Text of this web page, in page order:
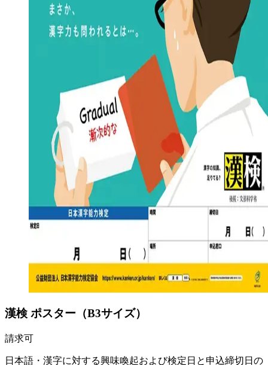
漢検 ポスター（B3サイズ）
請求可
日本語・漢字に対する興味喚起および検定日と申込締切日の